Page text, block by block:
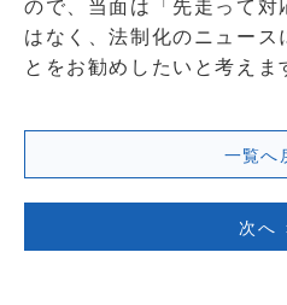
ので、当面は「先走って対
はなく、法制化のニュース
とをお勧めしたいと考えま
一覧へ
次へ